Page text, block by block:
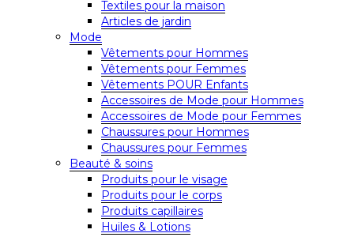
Textiles pour la maison
Articles de jardin
Mode
Vêtements pour Hommes
Vêtements pour Femmes
Vêtements POUR Enfants
Accessoires de Mode pour Hommes
Accessoires de Mode pour Femmes
Chaussures pour Hommes
Chaussures pour Femmes
Beauté & soins
Produits pour le visage
Produits pour le corps
Produits capillaires
Huiles & Lotions